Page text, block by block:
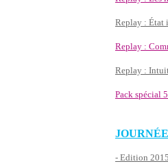
Replay :
Replay :
Replay :
Pack spécial
- Edition 2015